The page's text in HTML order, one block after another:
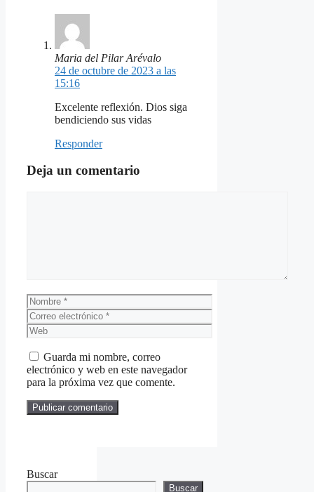
Maria del Pilar Arévalo
24 de octubre de 2023 a las
15:16
Excelente reflexión. Dios siga
bendiciendo sus vidas
Responder
Deja un comentario
Nombre
Correo
electrónico
Web
Guarda mi nombre, correo
electrónico y web en este navegador
para la próxima vez que comente.
Buscar
Buscar